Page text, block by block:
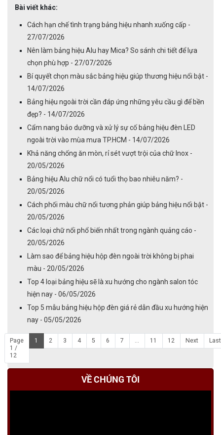
VỀ CHÚNG TÔI
Bài viết khác:
Cách hạn chế tình trạng bảng hiệu nhanh xuống cấp -
27/07/2026
Nên làm bảng hiệu Alu hay Mica? So sánh chi tiết để lựa
chọn phù hợp - 27/07/2026
Bí quyết chọn màu sắc bảng hiệu giúp thương hiệu nổi bật -
14/07/2026
Bảng hiệu ngoài trời cần đáp ứng những yêu cầu gì để bền
đẹp? - 14/07/2026
Cẩm nang bảo dưỡng và xử lý sự cố bảng hiệu đèn LED
ngoài trời vào mùa mưa TP.HCM - 14/07/2026
Khả năng chống ăn mòn, rỉ sét vượt trội của chữ Inox -
20/05/2026
Bảng hiệu Alu chữ nổi có tuổi thọ bao nhiêu năm? -
20/05/2026
Cách phối màu chữ nổi tương phản giúp bảng hiệu nổi bật -
20/05/2026
Các loại chữ nổi phổ biến nhất trong ngành quảng cáo -
20/05/2026
Làm sao để bảng hiệu hộp đèn ngoài trời không bị phai
màu - 20/05/2026
Top 4 loại bảng hiệu sẽ là xu hướng cho ngành salon tóc
hiện nay - 06/05/2026
Top 5 mẫu bảng hiệu hộp đèn giá rẻ dẫn đầu xu hướng hiện
nay - 05/05/2026
Page
1 /
12
1 2 3 4 5 6 7 ... 11 12 Next Last